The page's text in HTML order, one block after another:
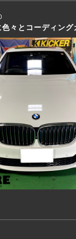
々とコーディング